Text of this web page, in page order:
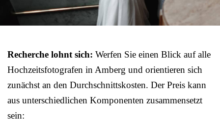
Recherche lohnt sich: Werfen Sie einen Blick auf alle
Hochzeitsfotografen in Amberg und orientieren sich
zunächst an den Durchschnittskosten. Der Preis kann
aus unterschiedlichen Komponenten zusammensetzt
sein: